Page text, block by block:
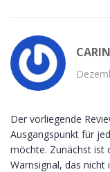
Der vorliegende
Ausgangspunkt für
möchte. Zunächst ist
Warnsignal, das